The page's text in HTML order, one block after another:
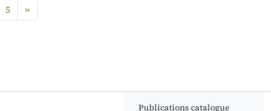
5 »
Publications catalogue